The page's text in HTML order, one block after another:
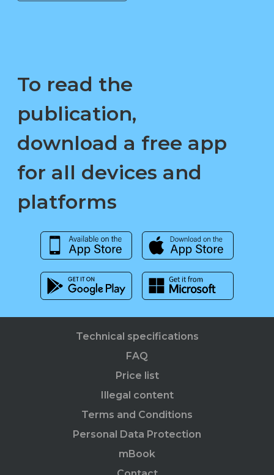
To read the
publication,
download a free app
for all devices and
platforms
Technical specifications
FAQ
Price list
Illegal content
Terms and Conditions
Personal Data Protection
mBook